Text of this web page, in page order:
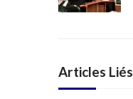
Articles Liés